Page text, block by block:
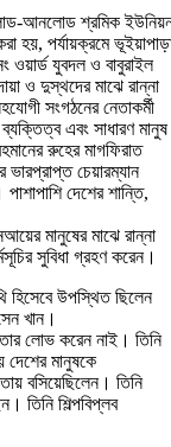
লোড-আনলোড শ্রমিক
হয়, পর্যায়ক্রমে
ওয়ার্ড যুবদল ও বাবুরাইল
ও দুস্থদের মাঝে রান্না
সংগঠনের নেতাকর্মী
এবং সাধারণ মানুষ
রুহের মাগফিরাত
ভারপ্রাপ্ত চেয়ারম্যান
দেশের শান্তি,
মানুষের মাঝে রান্না
সুবিধা গ্রহণ করেন।
হিসেবে উপস্থিত ছিলেন
খান।
লোভ করেন নাই। তিনি
দেশের মানুষকে
বসিয়েছিলেন। তিনি
তিনি শিল্পবিপ্লব